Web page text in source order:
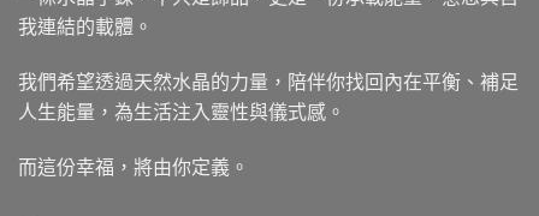
我連結的載體。
我們希望透過天然水晶的力量，陪伴你找回內在平衡、補足
人生能量，為生活注入靈性與儀式感。
而這份幸福，將由你定義。